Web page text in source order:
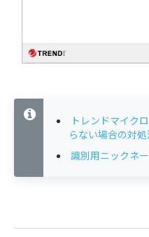
トレンドマイク
らない場合の対処
識別用ニックネ